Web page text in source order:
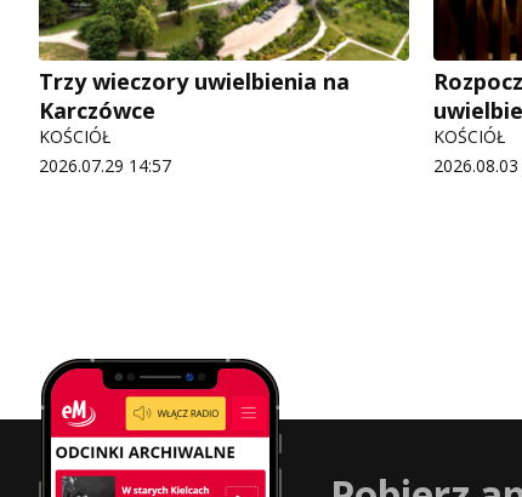
Trzy wieczory uwielbienia na
Karczówce
KOŚCIÓŁ
2026.07.29 14:57
KOŚCIÓŁ